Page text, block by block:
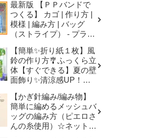
最新版 【ＰＰバンドで
つくる】 カゴ | 作り方 |
模様 | 編み方 | バッグ
（ストライプ） - プラカ
【簡単✨折り紙１枚】風
鈴の作り方🎐ふっくら立
体【すぐできる】夏の壁
面飾り✨清涼感UP！無
Origami Wind Chimes -
はなみこと
【かぎ針編み/編み物】
簡単に編めるメッシュバ
ッグの編み方（ピエロさ
んの糸使用）☆ネットバ